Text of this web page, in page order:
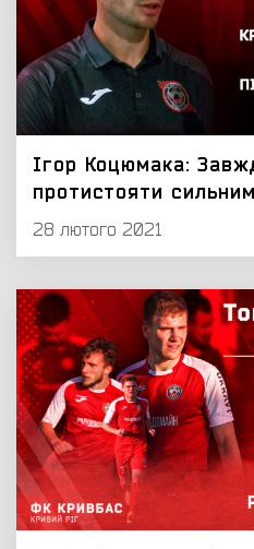
Ігор Коцюмака:
протистояти
28 лютого 2021